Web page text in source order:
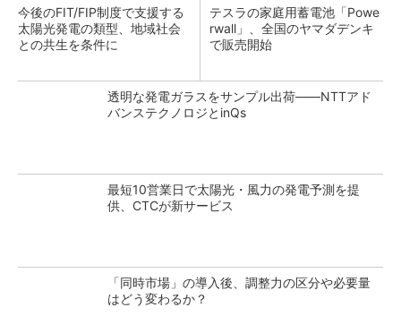
今後のFIT/FIP制度で支援する
太陽光発電の類型、地域社会
との共生を条件に
テスラの家庭用蓄電池「Powe
rwall」、全国のヤマダデンキ
で販売開始
透明な発電ガラスをサンプル出荷――NTTアド
バンステクノロジとinQs
最短10営業日で太陽光・風力の発電予測を提
供、CTCが新サービス
「同時市場」の導入後、調整力の区分や必要量
はどう変わるか？